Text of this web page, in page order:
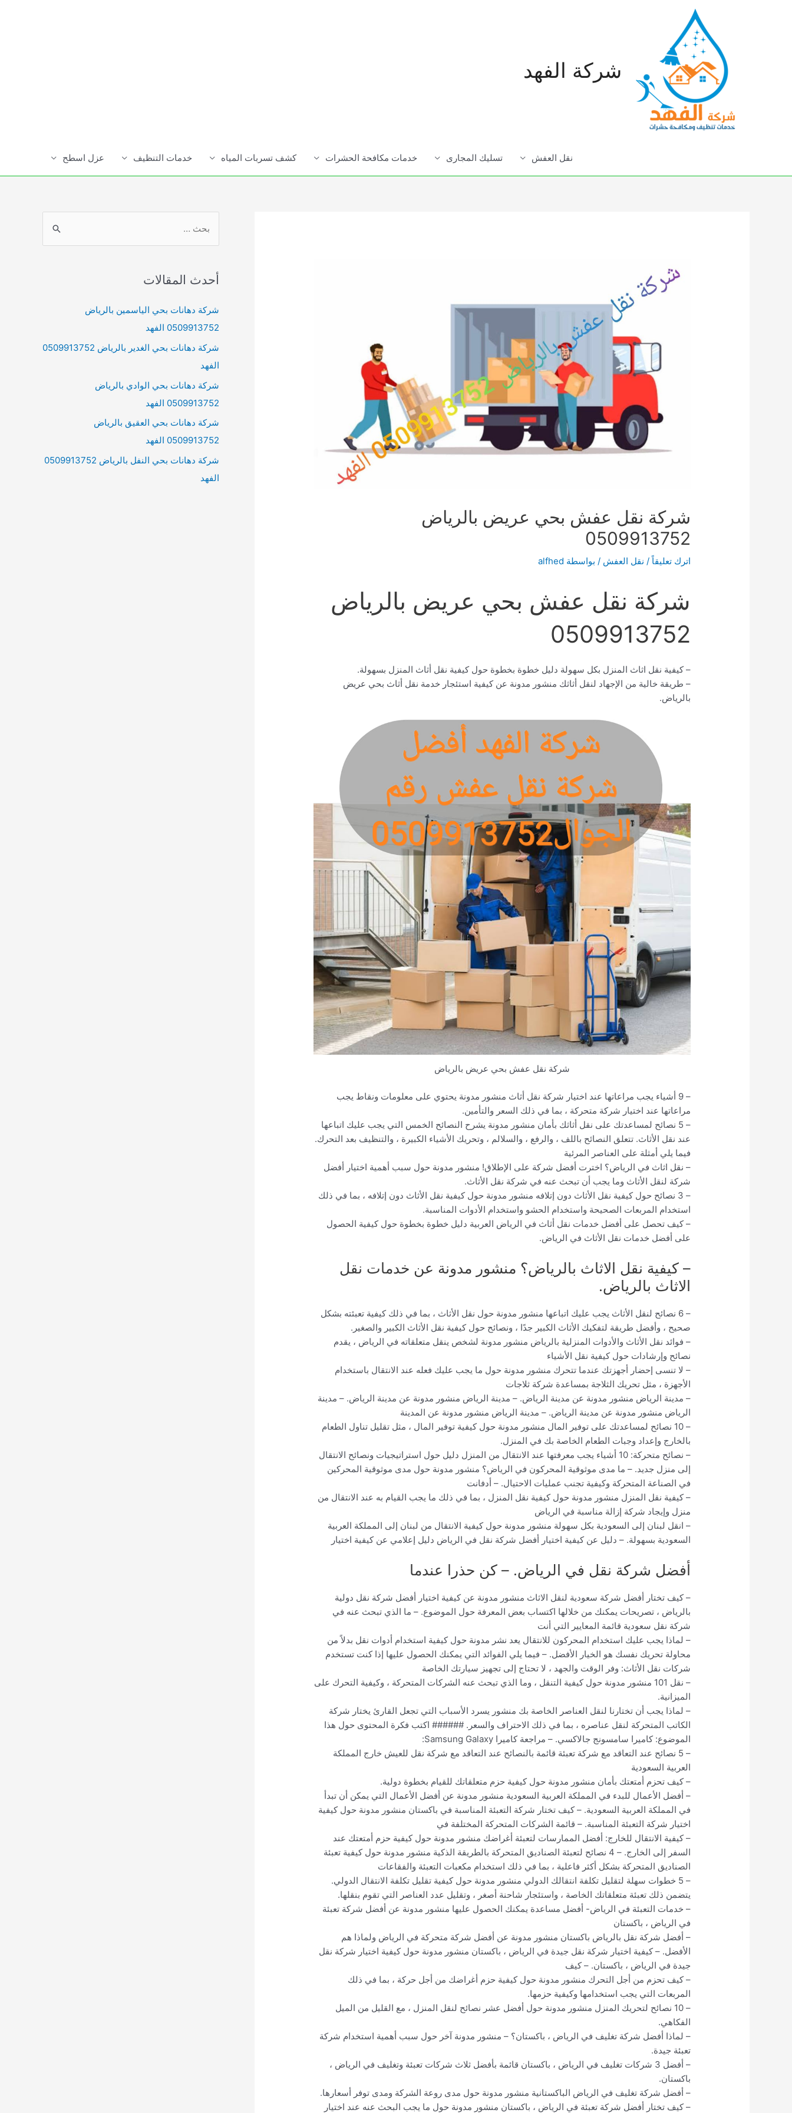
شركة الفهد
نقل العفش تسليك المجارى خدمات مكافحة الحشرات كشف تسربات المياه خدمات التنظيف عزل اسطح
شركة نقل عفش بحي عريض بالرياض
0509913752
اترك تعليقاً / نقل العفش / بواسطة alfhed
شركة نقل عفش بحي عريض بالرياض
0509913752
– كيفية نقل اثاث المنزل بكل سهولة دليل خطوة بخطوة حول كيفية نقل أثاث المنزل بسهولة.
– طريقة خالية من الإجهاد لنقل أثاثك منشور مدونة عن كيفية استئجار خدمة نقل أثاث بحي عريض
بالرياض.
شركة نقل عفش بحي عريض بالرياض
– 9 أشياء يجب مراعاتها عند اختيار شركة نقل أثاث منشور مدونة يحتوي على معلومات ونقاط يجب
مراعاتها عند اختيار شركة متحركة ، بما في ذلك السعر والتأمين.
– 5 نصائح لمساعدتك على نقل أثاثك بأمان منشور مدونة يشرح النصائح الخمس التي يجب عليك اتباعها
عند نقل الأثاث. تتعلق النصائح باللف ، والرفع ، والسلالم ، وتحريك الأشياء الكبيرة ، والتنظيف بعد التحرك.
فيما يلي أمثلة على العناصر المرئية
– نقل اثاث في الرياض؟ اخترت أفضل شركة على الإطلاق! منشور مدونة حول سبب أهمية اختيار أفضل
شركة لنقل الأثاث وما يجب أن تبحث عنه في شركة نقل الأثاث.
– 3 نصائح حول كيفية نقل الأثاث دون إتلافه منشور مدونة حول كيفية نقل الأثاث دون إتلافه ، بما في ذلك
استخدام المربعات الصحيحة واستخدام الحشو واستخدام الأدوات المناسبة.
– كيف تحصل على أفضل خدمات نقل أثاث في الرياض العربية دليل خطوة بخطوة حول كيفية الحصول
على أفضل خدمات نقل الأثاث في الرياض.
– كيفية نقل الاثاث بالرياض؟ منشور مدونة عن خدمات نقل
الاثاث بالرياض.
– 6 نصائح لنقل الأثاث يجب عليك اتباعها منشور مدونة حول نقل الأثاث ، بما في ذلك كيفية تعبئته بشكل
صحيح ، وأفضل طريقة لتفكيك الأثاث الكبير جدًا ، ونصائح حول كيفية نقل الأثاث الكبير والصغير.
– فوائد نقل الأثاث والأدوات المنزلية بالرياض منشور مدونة لشخص ينقل متعلقاته في الرياض ، يقدم
نصائح وإرشادات حول كيفية نقل الأشياء
– لا تنسى إحضار أجهزتك عندما تتحرك منشور مدونة حول ما يجب عليك فعله عند الانتقال باستخدام
الأجهزة ، مثل تحريك الثلاجة بمساعدة شركة ثلاجات
– مدينة الرياض منشور مدونة عن مدينة الرياض. – مدينة الرياض منشور مدونة عن مدينة الرياض. – مدينة
الرياض منشور مدونة عن مدينة الرياض. – مدينة الرياض منشور مدونة عن المدينة
– 10 نصائح لمساعدتك على توفير المال منشور مدونة حول كيفية توفير المال ، مثل تقليل تناول الطعام
بالخارج وإعداد وجبات الطعام الخاصة بك في المنزل.
– نصائح متحركة: 10 أشياء يجب معرفتها عند الانتقال من المنزل دليل حول استراتيجيات ونصائح الانتقال
إلى منزل جديد. – ما مدى موثوقية المحركون في الرياض؟ منشور مدونة حول مدى موثوقية المحركين
في الصناعة المتحركة وكيفية تجنب عمليات الاحتيال. – أدفانت
– كيفية نقل المنزل منشور مدونة حول كيفية نقل المنزل ، بما في ذلك ما يجب القيام به عند الانتقال من
منزل وإيجاد شركة إزالة مناسبة في الرياض
– انقل لبنان إلى السعودية بكل سهولة منشور مدونة حول كيفية الانتقال من لبنان إلى المملكة العربية
السعودية بسهولة. – دليل عن كيفية اختيار أفضل شركة نقل في الرياض دليل إعلامي عن كيفية اختيار
أفضل شركة نقل في الرياض. – كن حذرا عندما
– كيف تختار أفضل شركة سعودية لنقل الاثاث منشور مدونة عن كيفية اختيار أفضل شركة نقل دولية
بالرياض ، تصريحات يمكنك من خلالها اكتساب بعض المعرفة حول الموضوع. – ما الذي تبحث عنه في
شركة نقل سعودية قائمة المعايير التي أنت
– لماذا يجب عليك استخدام المحركون للانتقال يعد نشر مدونة حول كيفية استخدام أدوات نقل بدلاً من
محاولة تحريك نفسك هو الخيار الأفضل. – فيما يلي الفوائد التي يمكنك الحصول عليها إذا كنت تستخدم
شركات نقل الأثاث: وفر الوقت والجهد ، لا تحتاج إلى تجهيز سيارتك الخاصة
– نقل 101 منشور مدونة حول كيفية التنقل ، وما الذي تبحث عنه الشركات المتحركة ، وكيفية التحرك على
الميزانية.
– لماذا يجب أن تختارنا لنقل العناصر الخاصة بك منشور يسرد الأسباب التي تجعل القارئ يختار شركة
الكاتب المتحركة لنقل عناصره ، بما في ذلك الاحتراف والسعر. ###### اكتب فكرة المحتوى حول هذا
الموضوع: كاميرا سامسونج جالاكسي. – مراجعة كاميرا Samsung Galaxy:
– 5 نصائح عند التعاقد مع شركة تعبئة قائمة بالنصائح عند التعاقد مع شركة نقل للعيش خارج المملكة
العربية السعودية
– كيف تحزم أمتعتك بأمان منشور مدونة حول كيفية حزم متعلقاتك للقيام بخطوة دولية.
– أفضل الأعمال للبدء في المملكة العربية السعودية منشور مدونة عن أفضل الأعمال التي يمكن أن تبدأ
في المملكة العربية السعودية. – كيف تختار شركة التعبئة المناسبة في باكستان منشور مدونة حول كيفية
اختيار شركة التعبئة المناسبة. – قائمة الشركات المتحركة المختلفة في
– كيفية الانتقال للخارج: أفضل الممارسات لتعبئة أغراضك منشور مدونة حول كيفية حزم أمتعتك عند
السفر إلى الخارج. – 4 نصائح لتعبئة الصناديق المتحركة بالطريقة الذكية منشور مدونة حول كيفية تعبئة
الصناديق المتحركة بشكل أكثر فاعلية ، بما في ذلك استخدام مكعبات التعبئة والفقاعات
– 5 خطوات سهلة لتقليل تكلفة انتقالك الدولي منشور مدونة حول كيفية تقليل تكلفة الانتقال الدولي.
يتضمن ذلك تعبئة متعلقاتك الخاصة ، واستئجار شاحنة أصغر ، وتقليل عدد العناصر التي تقوم بنقلها.
– خدمات التعبئة في الرياض- أفضل مساعدة يمكنك الحصول عليها منشور مدونة عن أفضل شركة تعبئة
في الرياض ، باكستان
– أفضل شركة نقل بالرياض باكستان منشور مدونة عن أفضل شركة متحركة في الرياض ولماذا هم
الأفضل. – كيفية اختيار شركة نقل جيدة في الرياض ، باكستان منشور مدونة حول كيفية اختيار شركة نقل
جيدة في الرياض ، باكستان. – كيف
– كيف تحزم من أجل التحرك منشور مدونة حول كيفية حزم أغراضك من أجل حركة ، بما في ذلك
المربعات التي يجب استخدامها وكيفية حزمها.
– 10 نصائح لتحريك المنزل منشور مدونة حول أفضل عشر نصائح لنقل المنزل ، مع القليل من الميل
الفكاهي.
– لماذا أفضل شركة تغليف في الرياض ، باكستان؟ – منشور مدونة آخر حول سبب أهمية استخدام شركة
تعبئة جيدة.
– أفضل 3 شركات تغليف في الرياض ، باكستان قائمة بأفضل ثلاث شركات تعبئة وتغليف في الرياض ،
باكستان.
– أفضل شركة تغليف في الرياض الباكستانية منشور مدونة حول مدى روعة الشركة ومدى توفر أسعارها.
– كيف تختار أفضل شركة تعبئة في الرياض ، باكستان منشور مدونة حول ما يجب البحث عنه عند اختيار
r
h
f
o
r
أحدث المقالات
شركة دهانات بحي الياسمين بالرياض
0509913752 الفهد
شركة دهانات بحي الغدير بالرياض 0509913752
الفهد
شركة دهانات بحي الوادي بالرياض
0509913752 الفهد
شركة دهانات بحي العقيق بالرياض
0509913752 الفهد
شركة دهانات بحي النفل بالرياض 0509913752
الفهد